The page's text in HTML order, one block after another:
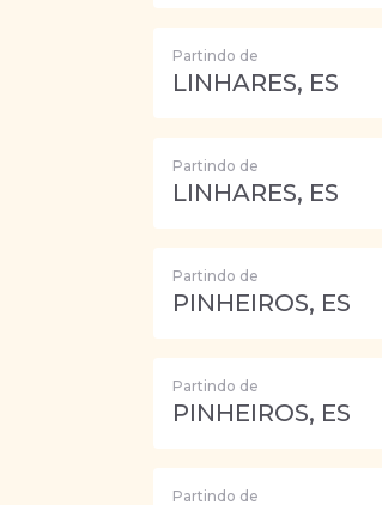
Partindo de
LINHARES, ES
Partindo de
LINHARES, ES
Partindo de
PINHEIROS, ES
Partindo de
PINHEIROS, ES
Partindo de